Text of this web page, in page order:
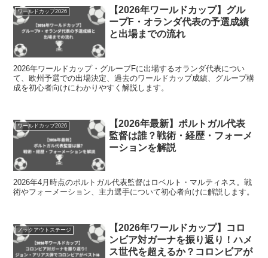
ワールドカップ2026
【2026年ワールドカップ】グル
ープF・オランダ代表の予選成績
と出場までの流れ
2026年ワールドカップ・グループFに出場するオランダ代表につい
て、欧州予選での出場決定、過去のワールドカップ成績、グループ構
成を初心者向けにわかりやすく解説します。
ワールドカップ2026
【2026年最新】ポルトガル代表
監督は誰？戦術・経歴・フォーメ
ーションを解説
2026年4月時点のポルトガル代表監督はロベルト・マルティネス。戦
術やフォーメーション、主力選手について初心者向けに解説します。
ノックアウトステージ
【2026年ワールドカップ】コロ
ンビア対ガーナを振り返り！ハメ
ス世代を超えるか？コロンビアが